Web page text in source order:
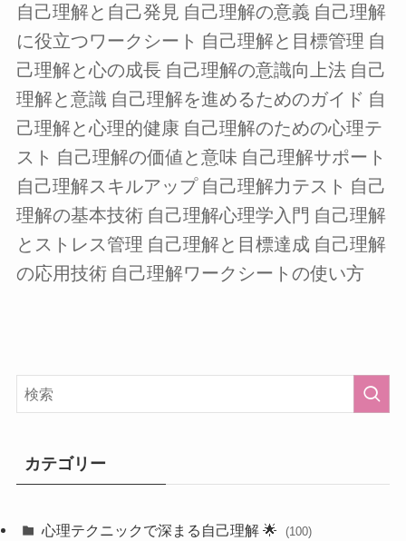
自己理解と自己発見 自己理解の意義 自己理解
に役立つワークシート 自己理解と目標管理 自
己理解と心の成長 自己理解の意識向上法 自己
理解と意識 自己理解を進めるためのガイド 自
己理解と心理的健康 自己理解のための心理テ
スト 自己理解の価値と意味 自己理解サポート
自己理解スキルアップ 自己理解力テスト 自己
理解の基本技術 自己理解心理学入門 自己理解
とストレス管理 自己理解と目標達成 自己理解
の応用技術 自己理解ワークシートの使い方
カテゴリー
心理テクニックで深まる自己理解 🌟 (100)